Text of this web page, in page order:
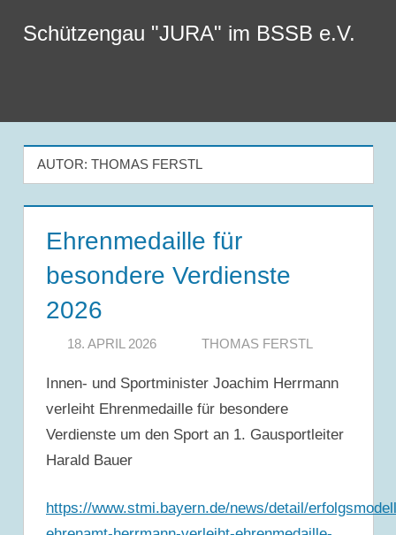
InhaltSchützengau "JURA" im BSSB e.V.
AUTOR: THOMAS FERSTL
Ehrenmedaille für
besondere Verdienste
2026
18. APRIL 2026 THOMAS FERSTL
Innen- und Sportminister Joachim Herrmann
verleiht Ehrenmedaille für besondere
Verdienste um den Sport an 1. Gausportleiter
Harald Bauer
https://www.stmi.bayern.de/news/detail/